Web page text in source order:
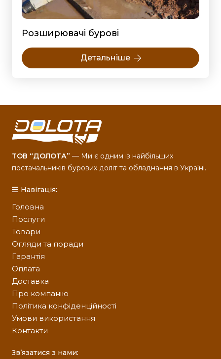
Розширювачі бурові
Детальніше
ТОВ “ДОЛОТА” — Ми є одним із найбільших
постачальників бурових доліт та обладнання в Україні.
Навігація:
Головна
Послуги
Товари
Огляди та поради
Гарантія
Оплата
Доставка
Про компанію
Політика конфіденційності
Умови використання
Контакти
Зв’язатися з нами: